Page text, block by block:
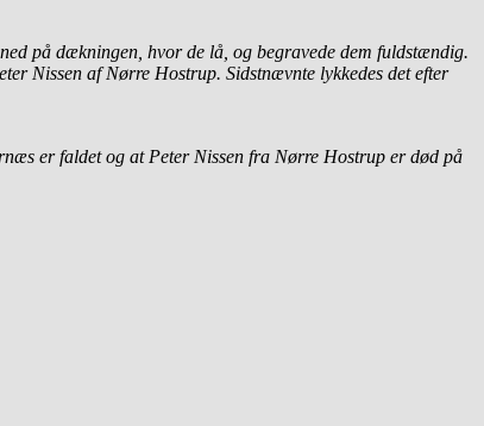
på dækningen, hvor de lå, og begravede dem fuldstændig.
Nissen af Nørre Hostrup. Sidstnævnte lykkedes det efter
er faldet og at Peter Nissen fra Nørre Hostrup er død på